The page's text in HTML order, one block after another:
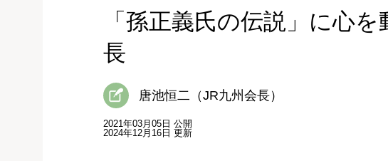
「孫正義氏の伝説」に心
長
唐池恒二（JR九州会長）
2021年03月05日 公開
2024年12月16日 更新